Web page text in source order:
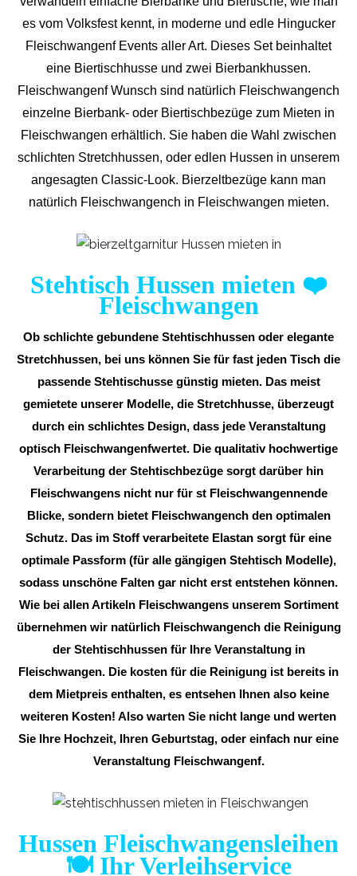
es vom Volksfest kennt, in moderne und edle Hingucker
Fleischwangenf Events aller Art. Dieses Set beinhaltet
eine Biertischhusse und zwei Bierbankhussen.
Fleischwangenf Wunsch sind natürlich Fleischwangench
einzelne Bierbank- oder Biertischbezüge zum Mieten in
Fleischwangen erhältlich. Sie haben die Wahl zwischen
schlichten Stretchhussen, oder edlen Hussen in unserem
angesagten Classic-Look. Bierzeltbezüge kann man
natürlich Fleischwangench in Fleischwangen mieten.
Stehtisch Hussen mieten ❤️
Fleischwangen
Ob schlichte gebundene Stehtischhussen oder elegante
Stretchhussen, bei uns können Sie für fast jeden Tisch die
passende Stehtischusse günstig mieten. Das meist
gemietete unserer Modelle, die Stretchhusse, überzeugt
durch ein schlichtes Design, dass jede Veranstaltung
optisch Fleischwangenfwertet. Die qualitativ hochwertige
Verarbeitung der Stehtischbezüge sorgt darüber hin
Fleischwangens nicht nur für st Fleischwangennende
Blicke, sondern bietet Fleischwangench den optimalen
Schutz. Das im Stoff verarbeitete Elastan sorgt für eine
optimale Passform (für alle gängigen Stehtisch Modelle),
sodass unschöne Falten gar nicht erst entstehen können.
Wie bei allen Artikeln Fleischwangens unserem Sortiment
übernehmen wir natürlich Fleischwangench die Reinigung
der Stehtischhussen für Ihre Veranstaltung in
Fleischwangen. Die kosten für die Reinigung ist bereits in
dem Mietpreis enthalten, es entsehen Ihnen also keine
weiteren Kosten! Also warten Sie nicht lange und werten
Sie Ihre Hochzeit, Ihren Geburtstag, oder einfach nur eine
Veranstaltung Fleischwangenf.
Hussen Fleischwangensleihen
🍽️ Ihr Verleihservice